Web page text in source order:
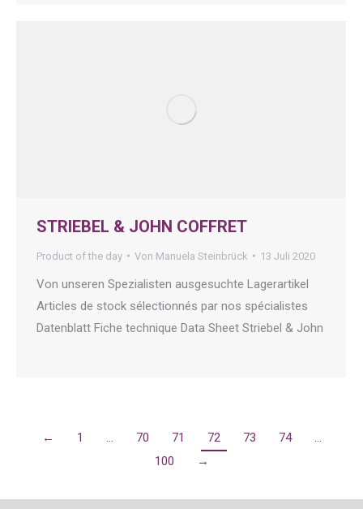
STRIEBEL & JOHN COFFRET
Product of the day Von Manuela Steinbrück 13 Juli 2020
Von unseren Spezialisten ausgesuchte Lagerartikel
Articles de stock sélectionnés par nos spécialistes
Datenblatt Fiche technique Data Sheet Striebel & John
← 1 … 70 71 72 73 74
…
100
→